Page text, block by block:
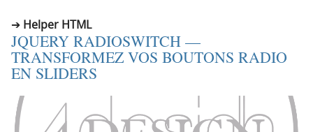
Helper HTML
JQUERY RADIOSWITCH —
TRANSFORMEZ VOS BOUTONS RADIO
EN SLIDERS